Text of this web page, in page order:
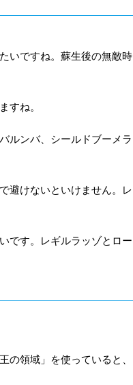
いですね。蘇生後の無敵時
すね。
ルンバ、シールドブーメラ
避けないといけません。レ
です。レギルラッゾとロー
領域」を使っていると、